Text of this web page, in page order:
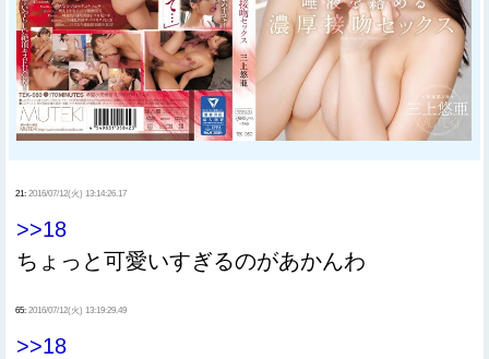
21: 2016/07/12(火) 13:14:26.17
>>18
ちょっと可愛いすぎるのがあかんわ
65: 2016/07/12(火) 13:19:29.49
>>18